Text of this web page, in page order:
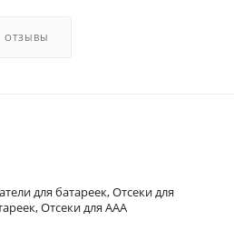
ОТЗЫВЫ
для батареек, Отсеки для
Отсеки для AAA